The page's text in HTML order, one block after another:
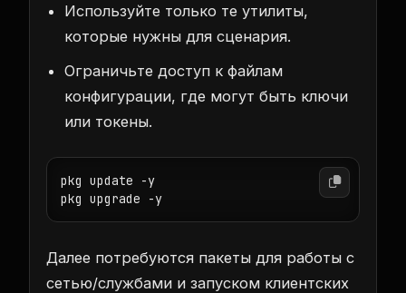
Используйте только те утилиты,
которые нужны для сценария.
Ограничьте доступ к файлам
конфигурации, где могут быть ключи
или токены.
pkg update -y
pkg upgrade -y
Далее потребуются пакеты для работы с
сетью/службами и запуском клиентских